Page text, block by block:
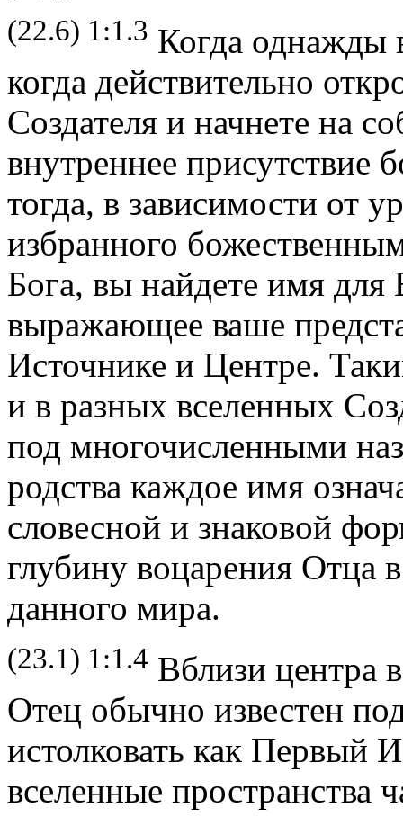
(22.6) 1:1.3 Когда однажды
когда действительно
Создателя и начнете на
внутреннее присутствие
тогда, в зависимости от
избранного
Бога, вы найдете имя для
выражающее ваше
Источнике и Центре.
и в разных вселенных
под многочисленными
родства каждое имя
словесной и знаковой
глубину воцарения Отца
данного мира.
(23.1) 1:1.4 Вблизи центра
Отец обычно известен
истолковать как Первый
вселенные пространства